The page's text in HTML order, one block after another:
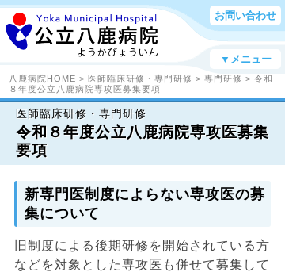
お問い合わせ
▼メニュー
八鹿病院HOME > 医師臨床研修・専門研修 > 専門研修 > 令和
８年度公立八鹿病院専攻医募集要項
医師臨床研修・専門研修
令和８年度公立八鹿病院専攻医募集
要項
新専門医制度によらない専攻医の募
集について
旧制度による後期研修を開始されている方
などを対象とした専攻医も併せて募集して